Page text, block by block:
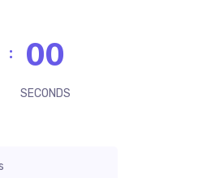
00
SECONDS